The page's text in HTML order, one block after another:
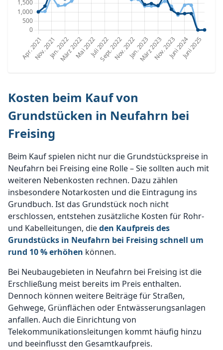
Kosten beim Kauf von
Grundstücken in Neufahrn bei
Freising
Beim Kauf spielen nicht nur die Grundstückspreise in
Neufahrn bei Freising eine Rolle – Sie sollten auch mit
weiteren Nebenkosten rechnen. Dazu zählen
insbesondere Notarkosten und die Eintragung ins
Grundbuch. Ist das Grundstück noch nicht
erschlossen, entstehen zusätzliche Kosten für Rohr-
und Kabelleitungen, dieden Kaufpreis des
Grundstücks in Neufahrn bei Freising schnell um
rund 10 % erhöhen können.
Bei Neubaugebieten in Neufahrn bei Freising ist die
Erschließung meist bereits im Preis enthalten.
Dennoch können weitere Beiträge für Straßen,
Gehwege, Grünflächen oder Entwässerungsanlagen
anfallen. Auch die Einrichtung von
Telekommunikationsleitungen kommt häufig hinzu
und beeinflusst den Gesamtkaufpreis.